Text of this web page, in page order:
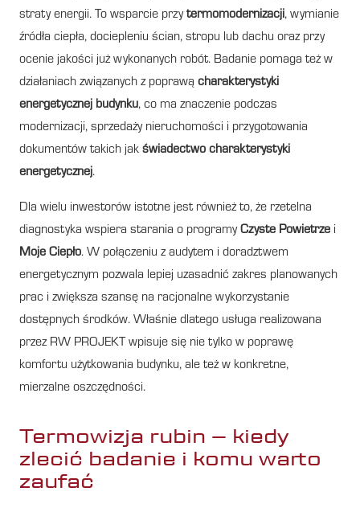
straty energii. To wsparcie przytermomodernizacji, wymianie
źródła ciepła, dociepleniu ścian, stropu lub dachu oraz przy
ocenie jakości już wykonanych robót. Badanie pomaga też w
działaniach związanych z poprawą charakterystyki
energetycznej budynku, co ma znaczenie podczas
modernizacji, sprzedaży nieruchomości i przygotowania
dokumentów takich jak świadectwo charakterystyki
energetycznej.
Dla wielu inwestorów istotne jest również to, że rzetelna
diagnostyka wspiera starania o programyCzyste Powietrze i
Moje Ciepło. W połączeniu z audytem i doradztwem
energetycznym pozwala lepiej uzasadnić zakres planowanych
prac i zwiększa szansę na racjonalne wykorzystanie
dostępnych środków. Właśnie dlatego usługa realizowana
przez RW PROJEKT wpisuje się nie tylko w poprawę
komfortu użytkowania budynku, ale też w konkretne,
mierzalne oszczędności.
Termowizja rubin – kiedy
zlecić badanie i komu warto
zaufać